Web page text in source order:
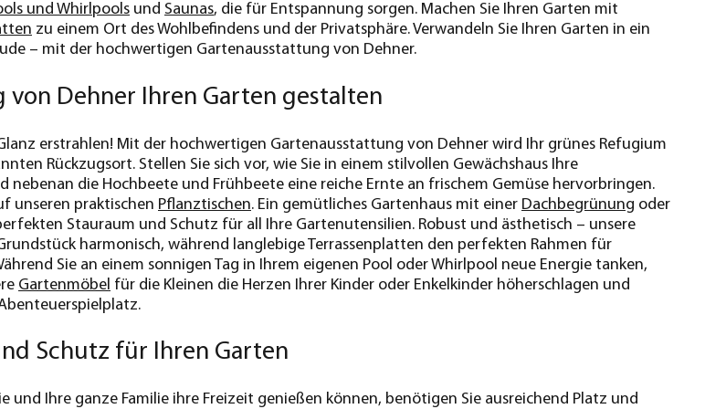
und Whirlpools und Saunas, die für Entspannung sorgen. Machen Sie Ihren Garten mit
zu einem Ort des Wohlbefindens und der Privatsphäre. Verwandeln Sie Ihren Garten in ein
– mit der hochwertigen Gartenausstattung von Dehner.
Dehner Ihren Garten gestalten
erstrahlen! Mit der hochwertigen Gartenausstattung von Dehner wird Ihr grünes Refugium
Rückzugsort. Stellen Sie sich vor, wie Sie in einem stilvollen Gewächshaus Ihre
nebenan die Hochbeete und Frühbeete eine reiche Ernte an frischem Gemüse hervorbringen.
unseren praktischen Pflanztischen. Ein gemütliches Gartenhaus mit einer Dachbegrünung oder
Stauraum und Schutz für all Ihre Gartenutensilien. Robust und ästhetisch – unsere
harmonisch, während langlebige Terrassenplatten den perfekten Rahmen für
Sie an einem sonnigen Tag in Ihrem eigenen Pool oder Whirlpool neue Energie tanken,
Gartenmöbel für die Kleinen die Herzen Ihrer Kinder oder Enkelkinder höherschlagen und
Schutz für Ihren Garten
und Ihre ganze Familie ihre Freizeit genießen können, benötigen Sie ausreichend Platz und